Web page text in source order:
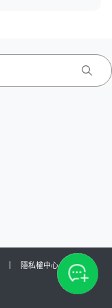
隱私權中心